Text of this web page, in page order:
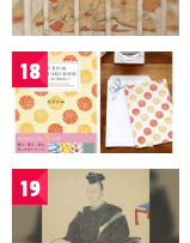
18
19